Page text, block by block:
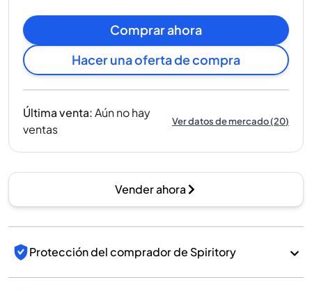
Comprar ahora
Hacer una oferta de compra
Última venta:Aún no hay
ventas
Ver datos de mercado(20)
Vender ahora
Protección del comprador de Spiritory